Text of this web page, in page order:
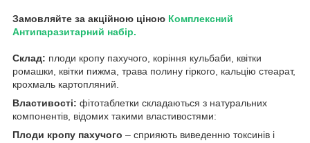
Замовляйте за акційною ціною Комплексний
Антипаразитарний набір.
Склад: плоди кропу пахучого, коріння кульбаби, квітки
ромашки, квітки пижма, трава полину гіркого, кальцію стеарат,
крохмаль картопляний.
Властивості: фітотаблетки складаються з натуральних
компонентів, відомих такими властивостями:
Плоди кропу пахучого – сприяють виведенню токсинів і